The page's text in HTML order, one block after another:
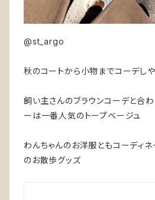
@st_argo
秋のコートから小物までコーデし
飼い主さんのブラウンコーデと合
ーは一番人気のトープベージュ
わんちゃんのお洋服ともコーディ
のお散歩グッズ